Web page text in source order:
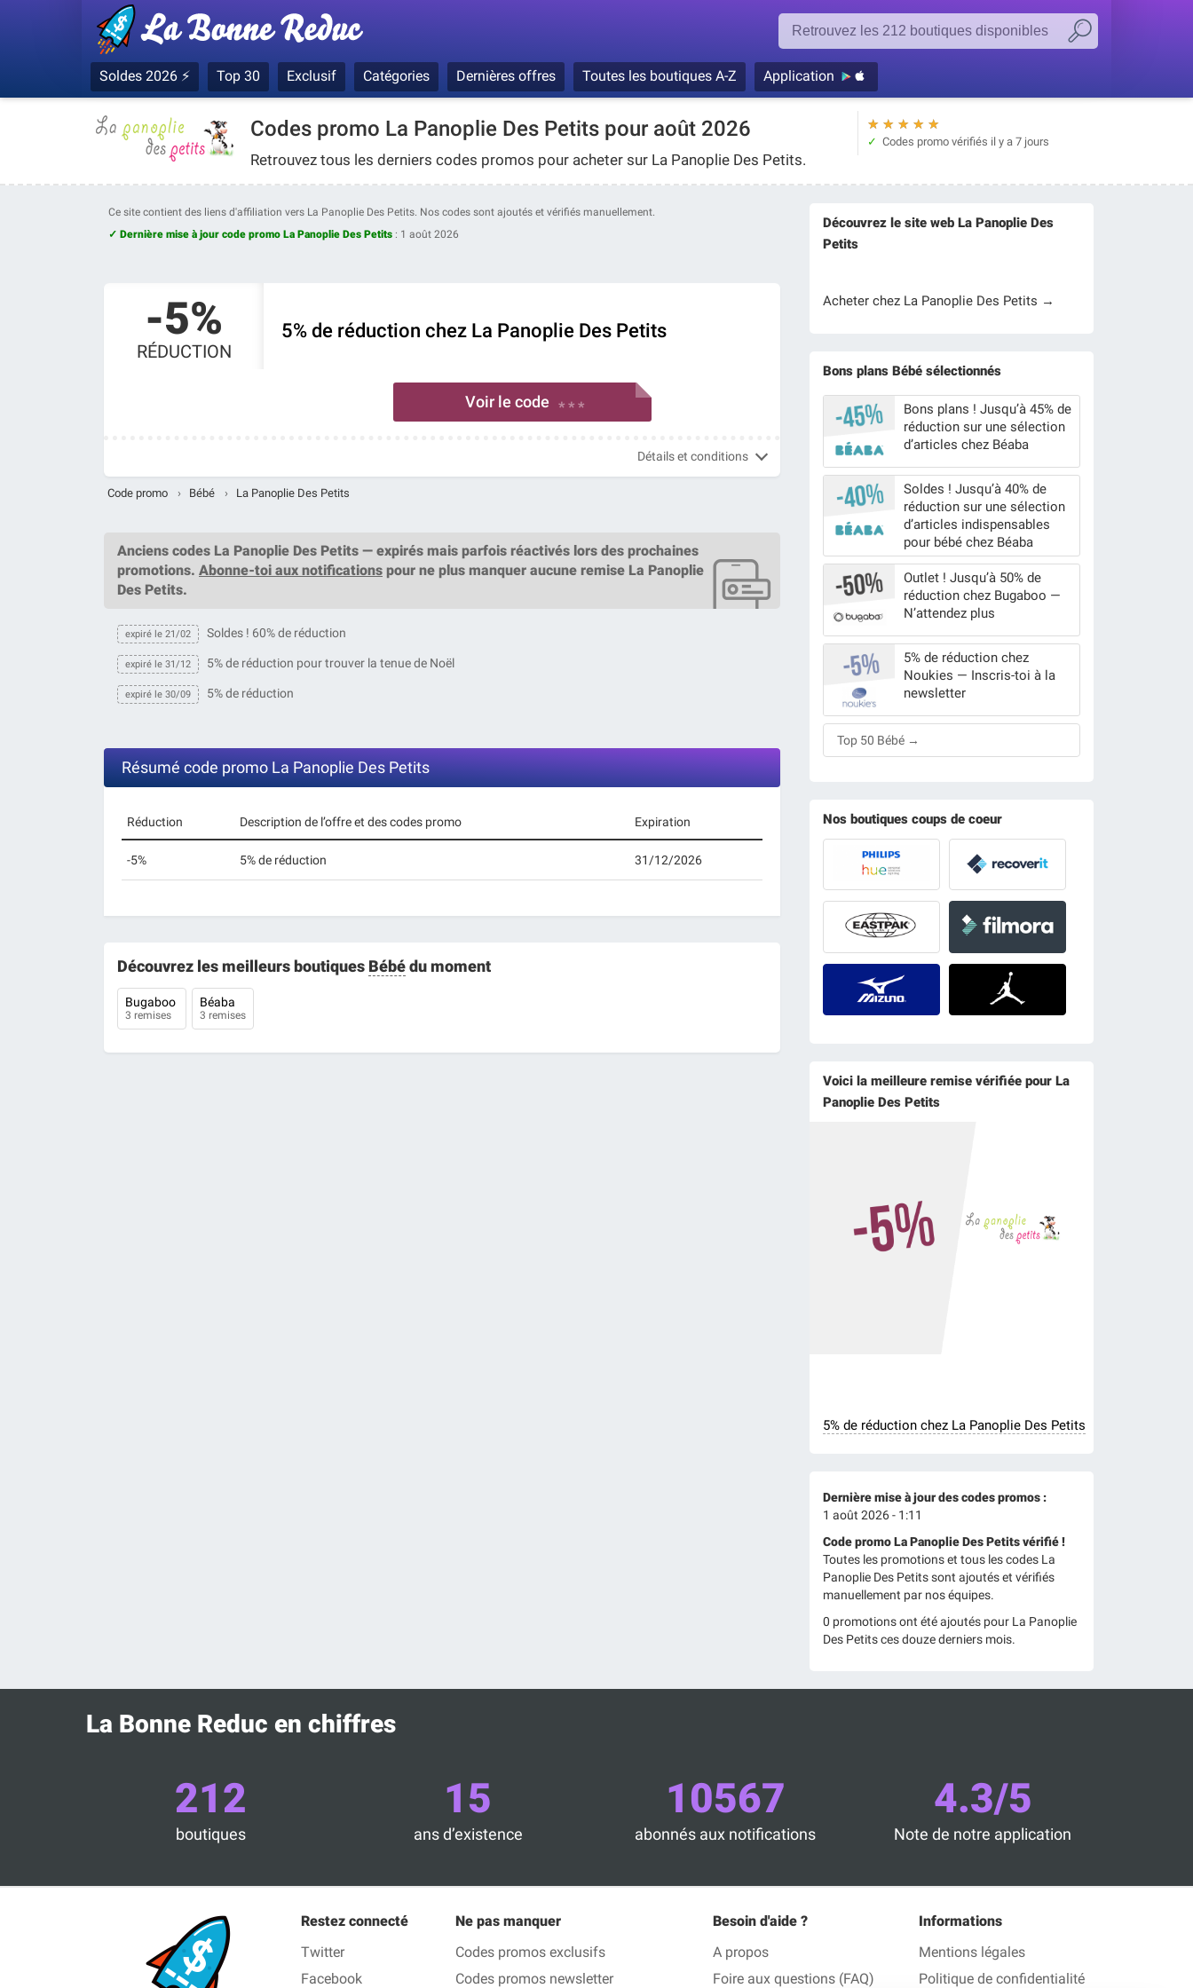
Soldes 2026 ⚡ Top 30 Exclusif Catégories Dernières offres Toutes les boutiques A-Z Application
Codes promo La Panoplie Des Petits pour août 2026
Retrouvez tous les derniers codes promos pour acheter sur La Panoplie Des Petits.
★
★
★
★
★
Codes promo vérifiés il y a 7 jours
Ce site contient des liens d'affiliation vers La Panoplie Des Petits. Nos codes sont ajoutés et vérifiés manuellement.
✓ Dernière mise à jour code promo La Panoplie Des Petits : 1 août 2026
-5%
RÉDUCTION
5% de réduction chez La Panoplie Des Petits
Voir le code * * *
Détails et conditions
Code promo › Bébé › La Panoplie Des Petits
Anciens codes La Panoplie Des Petits — expirés mais parfois réactivés lors des prochaines
promotions. Abonne-toi aux notifications pour ne plus manquer aucune remise La Panoplie
Des Petits.
expiré le 21/02 Soldes ! 60% de réduction
expiré le 31/12 5% de réduction pour trouver la tenue de Noël
expiré le 30/09 5% de réduction
Résumé code promo La Panoplie Des Petits
Réduction Description de l’offre et des codes promo Expiration
-5% 5% de réduction 31/12/2026
Découvrez les meilleurs boutiques Bébédu moment
Bugaboo
3 remises
Béaba
3 remises
Découvrez le site web La Panoplie Des
Petits
Acheter chez La Panoplie Des Petits →
Bons plans Bébé sélectionnés
Bons plans ! Jusqu’à 45% de
réduction sur une sélection
d’articles chez Béaba
Soldes ! Jusqu’à 40% de
réduction sur une sélection
d’articles indispensables
pour bébé chez Béaba
Outlet ! Jusqu’à 50% de
réduction chez Bugaboo —
N’attendez plus
5% de réduction chez
Noukies — Inscris-toi à la
newsletter
Top 50 Bébé →
Nos boutiques coups de coeur
Voici la meilleure remise vérifiée pour La
Panoplie Des Petits
5% de réduction chez La Panoplie Des Petits
Dernière mise à jour des codes promos :
1 août 2026 - 1:11
Code promo La Panoplie Des Petits vérifié !
Toutes les promotions et tous les codes La
Panoplie Des Petits sont ajoutés et vérifiés
manuellement par nos équipes.
0 promotions ont été ajoutés pour La Panoplie
Des Petits ces douze derniers mois.
La Bonne Reduc en chiffres
212
boutiques
15
ans d’existence
10567
abonnés aux notifications
4.3/5
Note de notre application
Restez connecté
Twitter
Facebook
Ne pas manquer
Codes promos exclusifs
Codes promos newsletter
Besoin d'aide ?
A propos
Foire aux questions (FAQ)
Informations
Mentions légales
Politique de confidentialité